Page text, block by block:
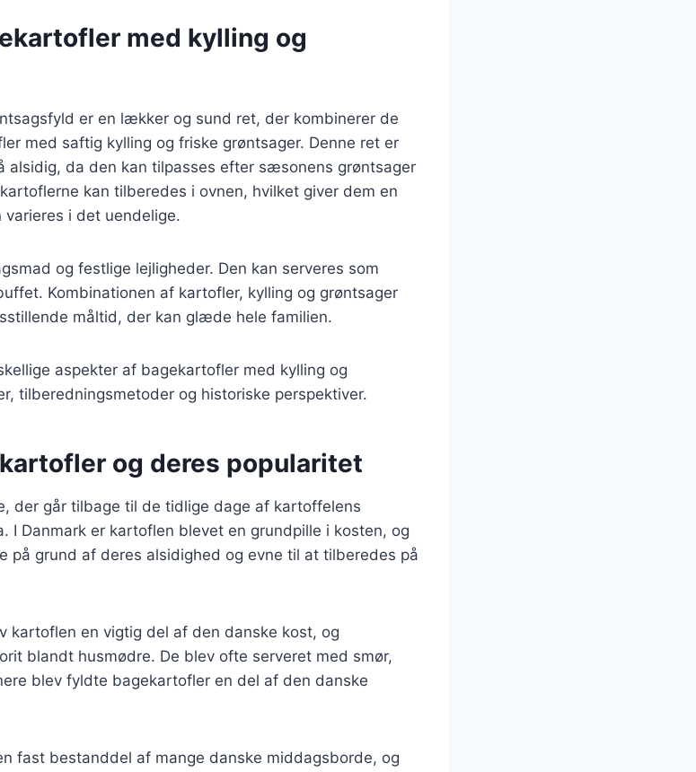
med kylling og
er en lækker og sund ret, der kombinerer de
med saftig kylling og friske grøntsager. Denne ret er
alsidig, da den kan tilpasses efter sæsonens grøntsager
kan tilberedes i ovnen, hvilket giver dem en
i det uendelige.
og festlige lejligheder. Den kan serveres som
Kombinationen af kartofler, kylling og grøntsager
måltid, der kan glæde hele familien.
aspekter af bagekartofler med kylling og
tilberedningsmetoder og historiske perspektiver.
og deres popularitet
der går tilbage til de tidlige dage af kartoffelens
I Danmark er kartoflen blevet en grundpille i kosten, og
grund af deres alsidighed og evne til at tilberedes på
kartoflen en vigtig del af den danske kost, og
blandt husmødre. De blev ofte serveret med smør,
blev fyldte bagekartofler en del af den danske
fast bestanddel af mange danske middagsborde, og